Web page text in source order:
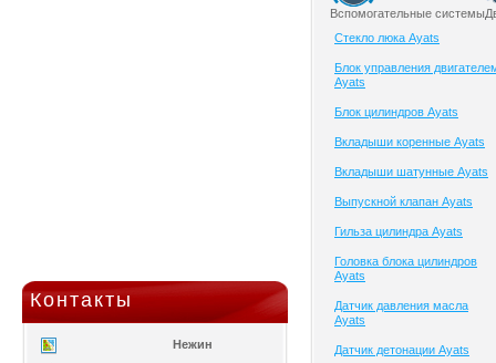
Контакты
Нежин
Вспомогательные системы
Cтекло люка Ayats
Блок управления
Ayats
Блок цилиндров Ayats
Вкладыши коренные Ayats
Вкладыши шатунные Ayats
Выпускной клапан Ayats
Гильза цилиндра Ayats
Головка блока цилиндров
Ayats
Датчик давления масла
Ayats
Датчик детонации Ayats